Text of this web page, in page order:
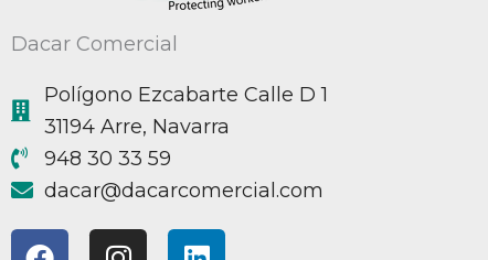
Dacar Comercial
Polígono Ezcabarte Calle D 1
31194 Arre, Navarra
948 30 33 59
moc.laicremocracad
@racad
F
I
L